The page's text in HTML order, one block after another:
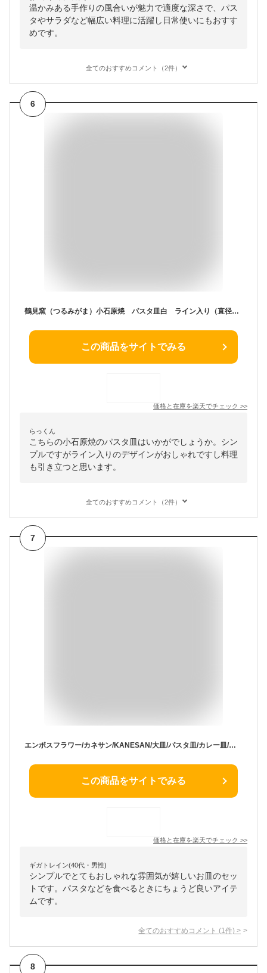
温かみある手作りの風合いが魅力で適度な深さで、パス
タやサラダなど幅広い料理に活躍し日常使いにもおすす
めです。
全てのおすすめコメント（2件）
6
鶴見窯（つるみがま）小石原焼 パスタ皿白 ライン入り（直径20cm）（1枚）クリスマス クリスマスプレゼント お皿 焼き物 小石原焼き キッチングッズ プレゼント キッチン雑貨 台所用品 キッチン用品 ベビー食器 グッズ 子供 陶器 パスタ ランチプレート 洋食
この商品をサイトでみる
価格と在庫を楽天でチェック >>
らっくん
こちらの小石原焼のパスタ皿はいかがでしょうか。シン
プルですがライン入りのデザインがおしゃれですし料理
も引き立つと思います。
全てのおすすめコメント（2件）
7
エンボスフラワー/カネサン/KANESAN/大皿/パスタ皿/カレー皿/食器/器/皿/小皿/茶碗/ギフト/プレゼント/和風/洋風/お祝い/結婚祝い/新築祝い/おしゃれ/かわいい/シンプル/焼物/モダン/白/茶/美濃焼/おうちカフェ/カフェ皿
この商品をサイトでみる
価格と在庫を楽天でチェック >>
ギガトレイン(40代・男性)
シンプルでとてもおしゃれな雰囲気が嬉しいお皿のセッ
トです。パスタなどを食べるときにちょうど良いアイテ
ムです。
全てのおすすめコメント (1 件) >
8